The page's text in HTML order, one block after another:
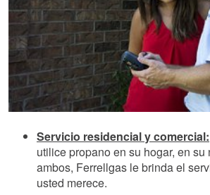
Servicio residencial y comercial:
utilice propano en su hogar, en su
ambos, Ferrellgas le brinda el
usted merece.